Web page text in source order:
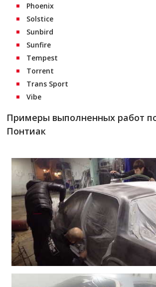
Phoenix
Solstice
Sunbird
Sunfire
Tempest
Torrent
Trans Sport
Vibe
Примеры выполненных работ
Понтиак